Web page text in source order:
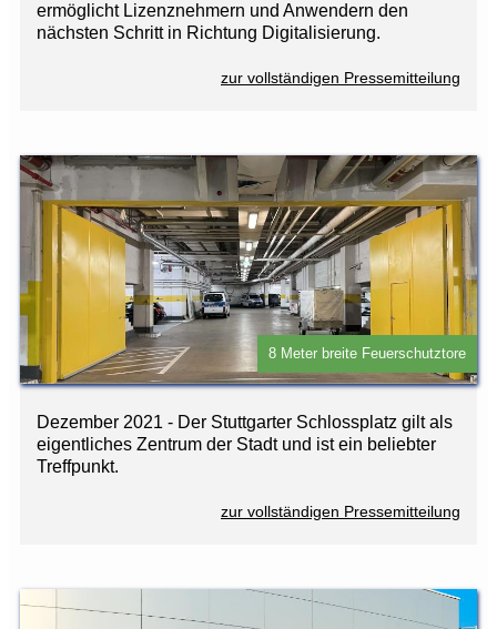
ermöglicht Lizenznehmern und Anwendern den
nächsten Schritt in Richtung Digitalisierung.
zur vollständigen Pressemitteilung
8 Meter breite Feuerschutztore
Dezember 2021 - Der Stuttgarter Schlossplatz gilt als
eigentliches Zentrum der Stadt und ist ein beliebter
Treffpunkt.
zur vollständigen Pressemitteilung